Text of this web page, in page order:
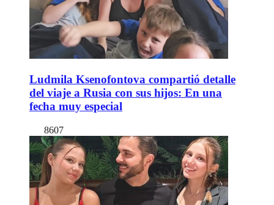
Ludmila Ksenofontova compartió detalle
del viaje a Rusia con sus hijos: En una
fecha muy especial
8607